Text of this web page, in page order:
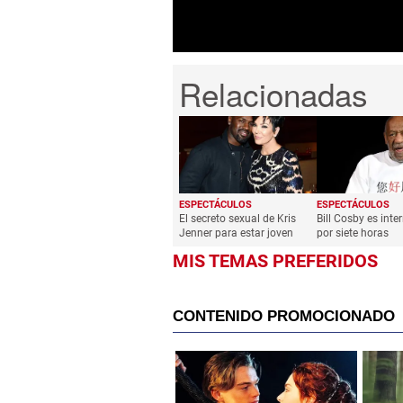
ESPECTÁCULOS
El secreto sexual de Kris
Jenner para estar joven
ESPECTÁCULOS
Bill Cosby es
por siete horas
MIS TEMAS PREFERIDOS